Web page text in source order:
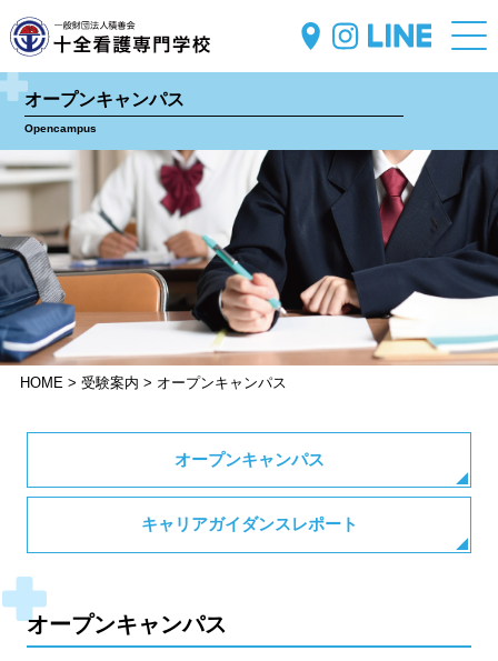
オープンキャンパス
Opencampus
HOME > 受験案内 > オープンキャンパス
オープンキャンパス
キャリアガイダンスレポート
オープンキャンパス